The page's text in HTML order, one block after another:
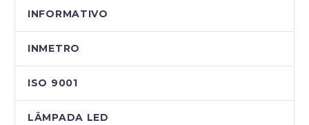
INFORMATIVO
INMETRO
ISO 9001
LÂMPADA LED